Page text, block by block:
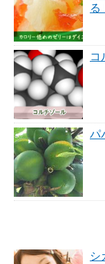
る
コ
パ
シ